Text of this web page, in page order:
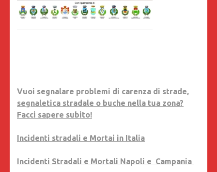
Vuoi segnalare problemi di carenza di strade,
segnaletica stradale o buche nella tua zona?
Facci sapere subito!
Incidenti stradali e Mortai in Italia
Incidenti Stradali e Mortali Napoli e Campania